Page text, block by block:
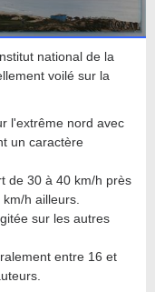
national de la
voilé sur la
l'extrême nord avec
un caractère
de 30 à 40 km/h près
h ailleurs.
sur les autres
entre 16 et